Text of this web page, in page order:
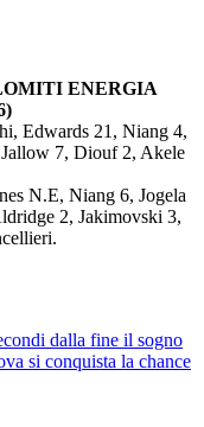
ENERGIA
Edwards 21, Niang 4,
7, Diouf 2, Akele
N.E, Niang 6, Jogela
2, Jakimovski 3,
dalla fine il sogno
si conquista la chance